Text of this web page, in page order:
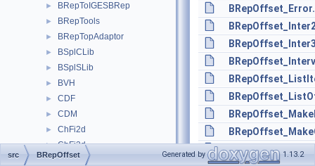
► BRepToIGESBRep
► BRepTools
► BRepTopAdaptor
► BSplCLib
► BSplSLib
► BVH
► CDF
► CDM
► ChFi2d
► ChFi3d
► ChFiDS
src BRepOffset Generated by 1.13.2